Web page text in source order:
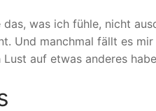
was ich fühle, nicht
Und manchmal fällt es
auf etwas anderes